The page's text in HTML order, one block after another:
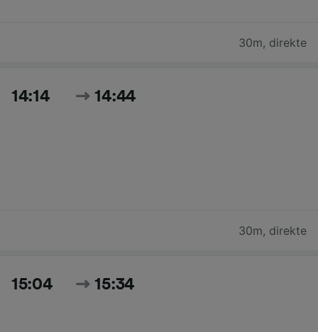
30m, direkte
14:14 14:44
30m, direkte
15:04 15:34